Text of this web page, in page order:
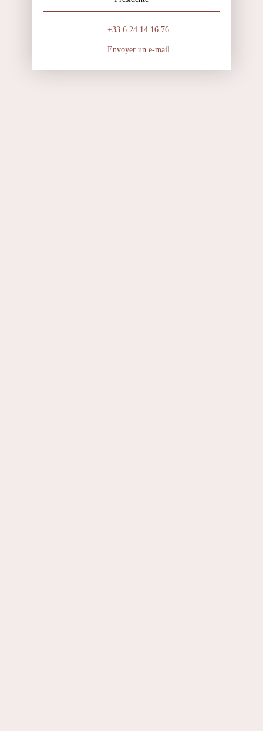
+33 6 24 14 16 76
Envoyer un e-mail